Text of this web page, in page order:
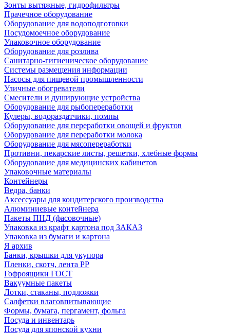
Зонты вытяжные, гидрофильтры
Прачечное оборудование
Оборудование для водоподготовки
Посудомоечное оборудование
Упаковочное оборудование
Оборудование для розлива
Санитарно-гигиеническое оборудование
Системы размещения информации
Насосы для пищевой промышленности
Уличные обогреватели
Смесители и душирующие устройства
Оборудование для рыбопереработки
Кулеры, водораздатчики, помпы
Оборудование для переработки овощей и фруктов
Оборудование для переработки молока
Оборудование для мясопереработки
Противни, пекарские листы, решетки, хлебные формы
Оборудование для медицинских кабинетов
Упаковочные материалы
Контейнеры
Ведра, банки
Аксессуары для кондитерского производства
Алюминиевые контейнера
Пакеты ПНД (фасовочные)
Упаковка из крафт картона под ЗАКАЗ
Упаковка из бумаги и картона
Я архив
Банки, крышки для укупора
Пленки, скотч, лента РР
Гофроящики ГОСТ
Вакуумные пакеты
Лотки, стаканы, подложки
Салфетки влаговпитывающие
Формы, бумага, пергамент, фольга
Посуда и инвентарь
Посуда для японской кухни